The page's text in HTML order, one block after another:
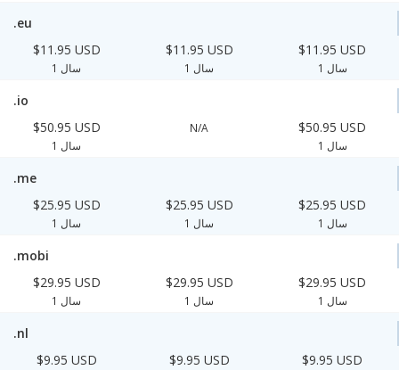
.eu
$11.95 USD
1 سال
$11.95 USD
1 سال
$11.95 USD
1 سال
.io
$50.95 USD
1 سال
N/A $50.95 USD
1 سال
.me
$25.95 USD
1 سال
$25.95 USD
1 سال
$25.95 USD
1 سال
.mobi
$29.95 USD
1 سال
$29.95 USD
1 سال
$29.95 USD
1 سال
.nl
$9.95 USD
$9.95 USD $9.95 USD